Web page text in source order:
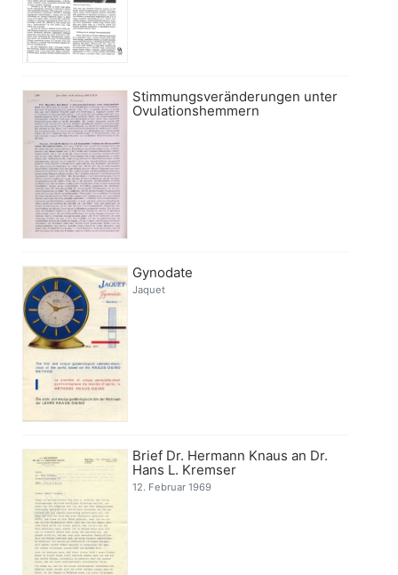
Stimmungsveränderungen unter
Ovulationshemmern
Gynodate
Jaquet
Brief Dr. Hermann Knaus an Dr.
Hans L. Kremser
12. Februar 1969